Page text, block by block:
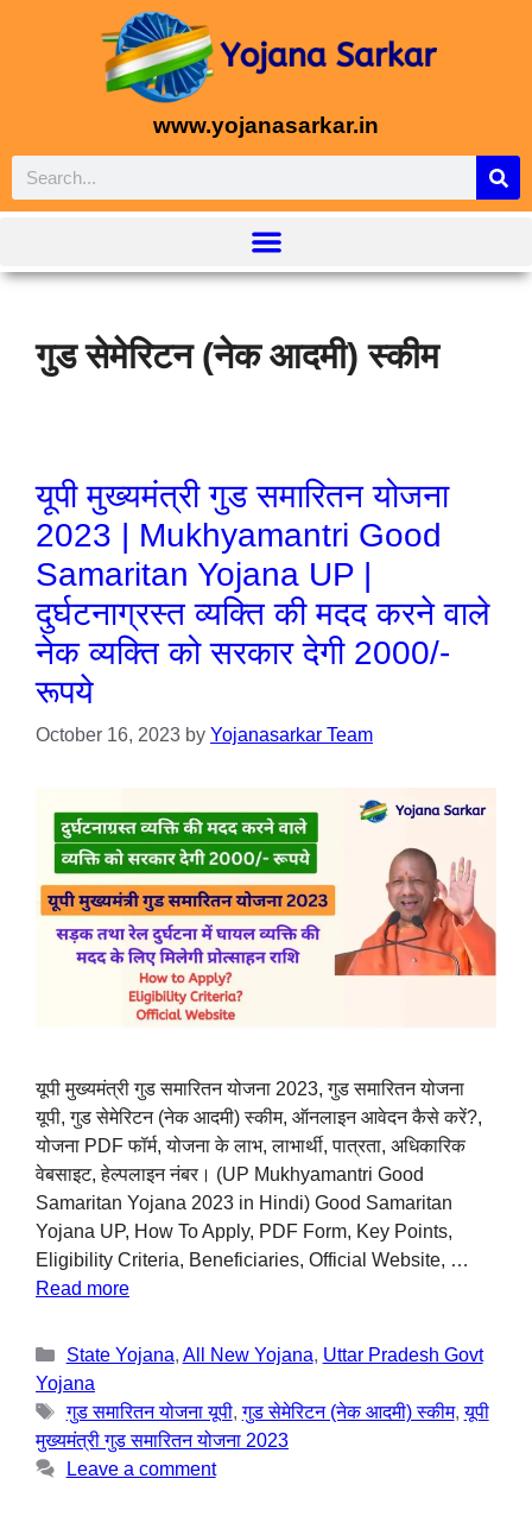
www.yojanasarkar.in
गुड सेमेरिटन (नेक आदमी) स्कीम
यूपी मुख्यमंत्री गुड समारितन योजना
2023 | Mukhyamantri Good
Samaritan Yojana UP |
दुर्घटनाग्रस्त व्यक्ति की मदद करने वाले
नेक व्यक्ति को सरकार देगी 2000/-
रूपये
October 16, 2023 by Yojanasarkar Team
यूपी मुख्यमंत्री गुड समारितन योजना 2023, गुड समारितन योजना
यूपी, गुड सेमेरिटन (नेक आदमी) स्कीम, ऑनलाइन आवेदन कैसे करें?,
योजना PDF फॉर्म, योजना के लाभ, लाभार्थी, पात्रता, अधिकारिक
वेबसाइट, हेल्पलाइन नंबर। (UP Mukhyamantri Good
Samaritan Yojana 2023 in Hindi) Good Samaritan
Yojana UP, How To Apply, PDF Form, Key Points,
Eligibility Criteria, Beneficiaries, Official Website, …
Read more
State Yojana, All New Yojana, Uttar Pradesh Govt
Yojana
गुड समारितन योजना यूपी,गुड सेमेरिटन (नेक आदमी) स्कीम,यूपी
मुख्यमंत्री गुड समारितन योजना 2023
Leave a comment